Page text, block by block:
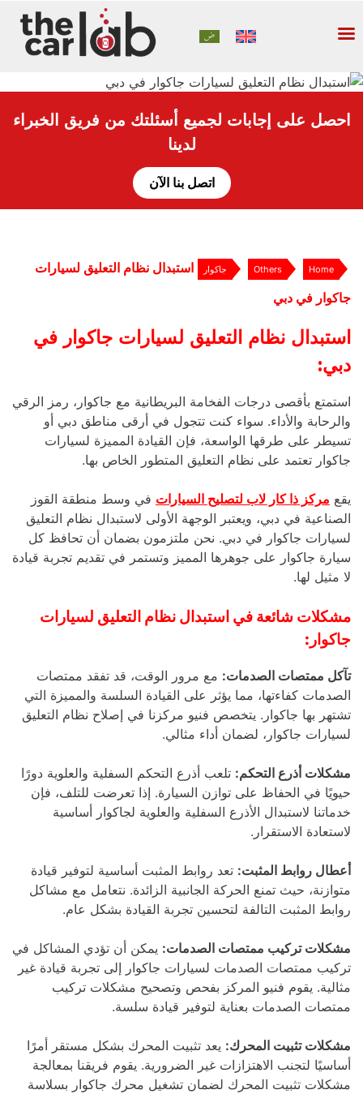
احصل على إجابات لجميع أسئلتك من فريق الخبراء
لدينا
اتصل بنا الآن
Home
Others جاكوار
استبدال نظام التعليق لسيارات
جاكوار في دبي
استبدال نظام التعليق لسيارات جاكوار في
دبي:
استمتع بأقصى درجات الفخامة البريطانية مع جاكوار، رمز الرقي
والرحابة والأداء. سواء كنت تتجول في أرقى مناطق دبي أو
تسيطر على طرقها الواسعة، فإن القيادة المميزة لسيارات
جاكوار تعتمد على نظام التعليق المتطور الخاص بها.
يقع مركز ذا كار لاب لتصليح السيارات في وسط منطقة القوز
الصناعية في دبي، ويعتبر الوجهة الأولى لاستبدال نظام التعليق
لسيارات جاكوار في دبي. نحن ملتزمون بضمان أن تحافظ كل
سيارة جاكوار على جوهرها المميز وتستمر في تقديم تجربة قيادة
لا مثيل لها.
مشكلات شائعة في استبدال نظام التعليق لسيارات
جاكوار:
تآكل ممتصات الصدمات: مع مرور الوقت، قد تفقد ممتصات
الصدمات كفاءتها، مما يؤثر على القيادة السلسة والمميزة التي
تشتهر بها جاكوار. يتخصص فنيو مركزنا في إصلاح نظام التعليق
لسيارات جاكوار، لضمان أداء مثالي.
مشكلات أذرع التحكم: تلعب أذرع التحكم السفلية والعلوية دورًا
حيويًا في الحفاظ على توازن السيارة. إذا تعرضت للتلف، فإن
خدماتنا لاستبدال الأذرع السفلية والعلوية لجاكوار أساسية
لاستعادة الاستقرار.
أعطال روابط المثبت: تعد روابط المثبت أساسية لتوفير قيادة
متوازنة، حيث تمنع الحركة الجانبية الزائدة. نتعامل مع مشاكل
روابط المثبت التالفة لتحسين تجربة القيادة بشكل عام.
مشكلات تركيب ممتصات الصدمات: يمكن أن تؤدي المشاكل في
تركيب ممتصات الصدمات لسيارات جاكوار إلى تجربة قيادة غير
مثالية. يقوم فنيو المركز بفحص وتصحيح مشكلات تركيب
ممتصات الصدمات بعناية لتوفير قيادة سلسة.
مشكلات تثبيت المحرك: يعد تثبيت المحرك بشكل مستقر أمرًا
أساسيًا لتجنب الاهتزازات غير الضرورية. يقوم فريقنا بمعالجة
مشكلات تثبيت المحرك لضمان تشغيل محرك جاكوار بسلاسة